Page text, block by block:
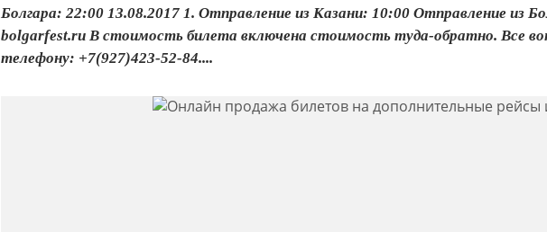
Болгара: 22:00 13.08.2017 1. Отправление из Казани: 10:00 Отправление из
bolgarfest.ru В стоимость билета включена стоимость туда-обратно. Все
телефону: +7(927)423-52-84....